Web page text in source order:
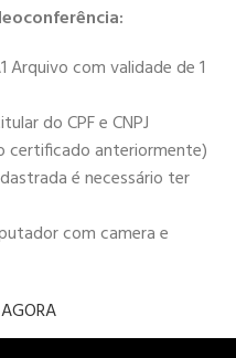
Arquivo com validade de 1
do CPF e CNPJ
anteriormente)
é necessário ter
com camera e